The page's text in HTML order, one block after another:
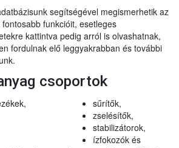
segítségével megismerhetik az
funkcióit, esetleges
kattintva pedig arról is olvashatnak,
fordulnak elő leggyakrabban és további
csoportok
sűrítők,
zselésítők,
stabilizátorok,
ízfokozók és